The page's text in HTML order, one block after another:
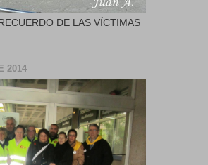
DE LAS VÍCTIMAS
2014